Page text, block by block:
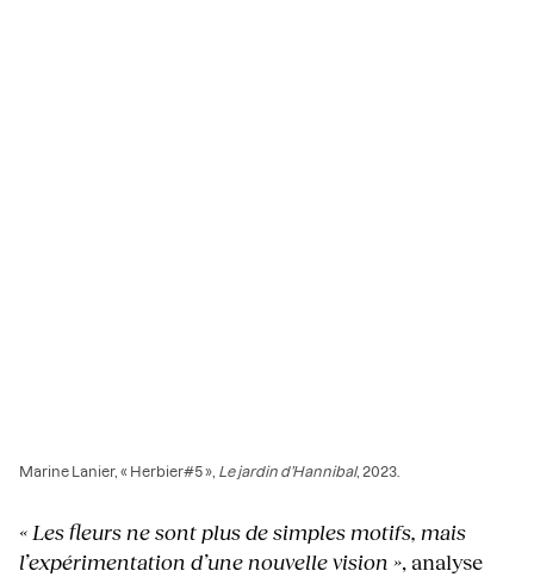
Marine Lanier, « Herbier#5 », Le jardin d’Hannibal, 2023.
« Les fleurs ne sont plus de simples motifs, mais
l’expérimentation d’une nouvelle vision », analyse